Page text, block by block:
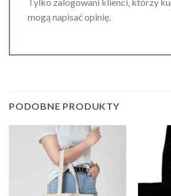
mogą napisać opinię.
PODOBNE PRODUKTY